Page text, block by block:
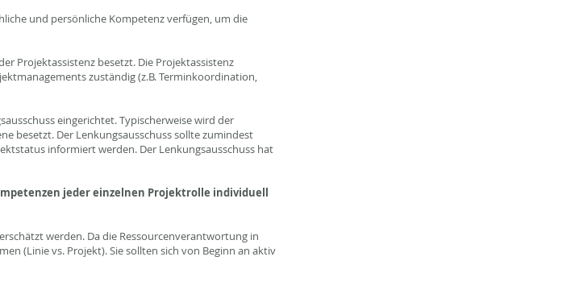
und persönliche Kompetenz verfügen, um die
Projektassistenz besetzt. Die Projektassistenz
zuständig (z.B. Terminkoordination,
eingerichtet. Typischerweise wird der
besetzt. Der Lenkungsausschuss sollte zumindest
informiert werden. Der Lenkungsausschuss hat
jeder einzelnen Projektrolle individuell
werden. Da die Ressourcenverantwortung in
(Linie vs. Projekt). Sie sollten sich von Beginn an aktiv